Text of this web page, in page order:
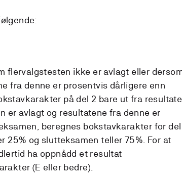
flervalgstesten ikke er avlagt eller
fra denne er prosentvis dårligere enn
på del 2 bare ut fra
er avlagt og resultatene fra denne er
beregnes bokstavkarakter for del
25% og slutteksamen teller 75%. For at
ha oppnådd et resultat
(E eller bedre).